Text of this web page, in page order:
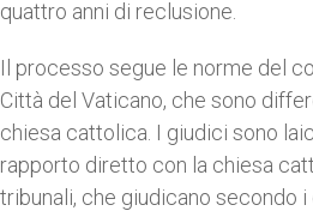
quattro anni di reclusione.
Il processo segue le norme del
Città del Vaticano, che sono
chiesa cattolica. I giudici sono
rapporto diretto con la chiesa
tribunali, che giudicano secondo